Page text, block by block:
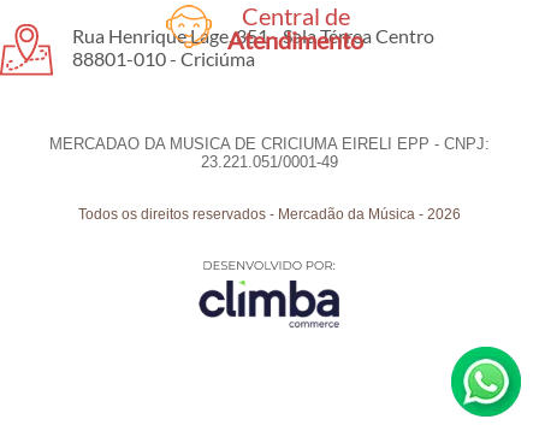
Central de
Atendimento
Rua Henrique Lage, 351 - Sala Térrea Centro
88801-010 - Criciúma
MERCADAO DA MUSICA DE CRICIUMA EIRELI EPP - CNPJ:
23.221.051/0001-49
Todos os direitos reservados -Mercadão da Música -2026